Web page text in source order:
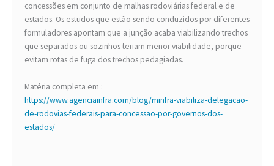
concessões em conjunto de malhas rodoviárias federal e de
estados. Os estudos que estão sendo conduzidos por diferentes
formuladores apontam que a junção acaba viabilizando trechos
que separados ou sozinhos teriam menor viabilidade, porque
evitam rotas de fuga dos trechos pedagiadas.
Matéria completa em :
https://www.agenciainfra.com/blog/minfra-viabiliza-delegacao-
de-rodovias-federais-para-concessao-por-governos-dos-
estados/